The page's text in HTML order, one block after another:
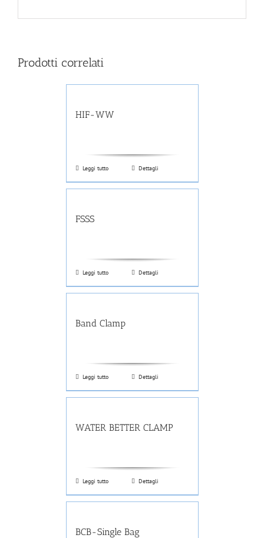
Prodotti correlati
HIF-WW
Leggi tutto Dettagli
FSSS
Leggi tutto Dettagli
Band Clamp
Leggi tutto Dettagli
WATER BETTER CLAMP
Leggi tutto Dettagli
BCB-Single Bag